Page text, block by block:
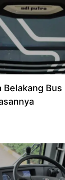
Belakang Bus